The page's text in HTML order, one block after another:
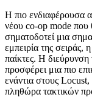
Η πιο ενδιαφέρουσα
νέου co-op mode που
σηματοδοτεί μια
εμπειρία της σειράς,
παίκτες. Η διεύρυνση
προσφέρει μια πιο
ενάντια στους
πληθώρα τακτικών